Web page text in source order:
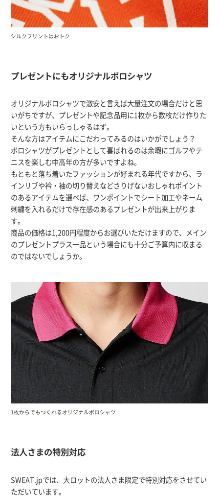
シルクプリントはおトク
プレゼントにもオリジナルポロシャツ
オリジナルポロシャツで激安と言えば大量注文の場合だけと思
いがちですが、プレゼントや記念品用に1枚から数枚だけ作りた
いという方もいらっしゃるはず。
そんな方はアイテムにこだわってみるのはいかがでしょう？
ポロシャツがプレゼントとして喜ばれるのは余暇にゴルフやテ
ニスを楽しむ中高年の方が多いですよね。
もともと落ち着いたファッションが好まれる年代ですから、ラ
インリブや衿・袖の切り替えなどさりげないおしゃれポイント
のあるアイテムを選べば、ワンポイントでシート加工やネーム
刺繍を入れるだけで存在感のあるプレゼントが出来上がりま
す。
商品の価格は1,200円程度からお選びいただけますので、メイン
のプレゼントプラス一品という場合にも十分ご予算内に収まる
のではないでしょうか。
1枚からでもつくれるオリジナルポロシャツ
法人さまの特別対応
SWEAT.jpでは、大ロットの法人さま限定で特別対応をさせてい
ただいています。